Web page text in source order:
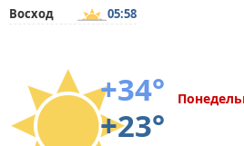
Восход
05:58
+34°
+23°